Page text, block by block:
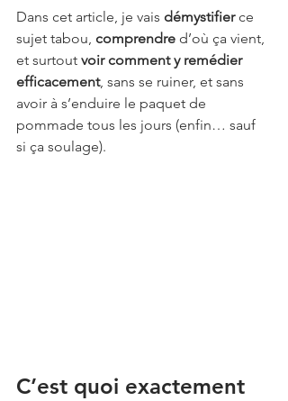
Dans cet article, je vais démystifier ce
sujet tabou, comprendre d’où ça vient,
et surtout voir comment y remédier
efficacement, sans se ruiner, et sans
avoir à s’enduire le paquet de
pommade tous les jours (enfin… sauf
si ça soulage).
C’est quoi exactement